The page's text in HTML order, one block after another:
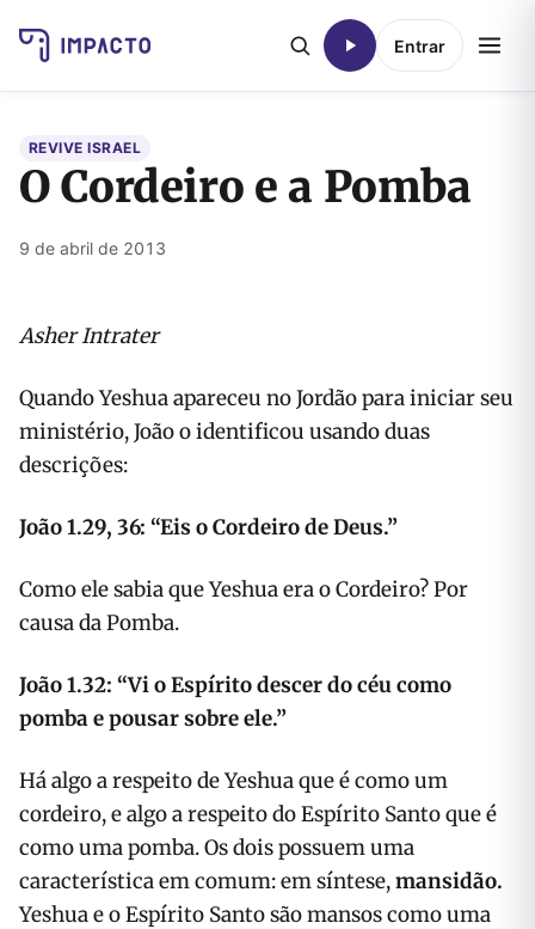
Entrar
REVIVE ISRAEL
O Cordeiro e a Pomba
9 de abril de 2013
Asher Intrater
Quando Yeshua apareceu no Jordão para iniciar seu
ministério, João o identificou usando duas
descrições:
João 1.29, 36: “Eis o Cordeiro de Deus.”
Como ele sabia que Yeshua era o Cordeiro? Por
causa da Pomba.
João 1.32: “Vi o Espírito descer do céu como
pomba e pousar sobre ele.”
Há algo a respeito de Yeshua que é como um
cordeiro, e algo a respeito do Espírito Santo que é
como uma pomba. Os dois possuem uma
característica em comum: em síntese,mansidão.
Yeshua e o Espírito Santo são mansos como uma